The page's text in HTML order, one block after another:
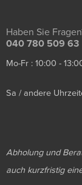
Haben Sie
040 780 509 63
Mo-Fr : 10:00 -
Sa / andere
Abholung und
auch kurzfristig